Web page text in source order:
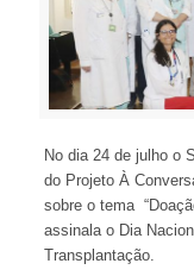
No dia 24 de julho o
do Projeto À
sobre o tema
assinala o Dia
Transplantação.